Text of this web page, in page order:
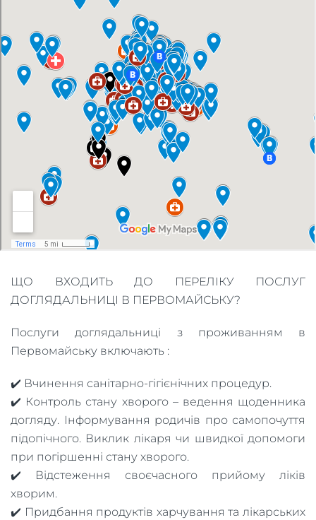
ЩО ВХОДИТЬ ДО ПЕРЕЛІКУ ПОСЛУГ
ДОГЛЯДАЛЬНИЦІ В ПЕРВОМАЙСЬКУ?
Послуги доглядальниці з проживанням в
Первомайську включають :
✔️ Вчинення санітарно-гігієнічних процедур.
✔️ Контроль стану хворого – ведення щоденника
догляду. Інформування родичів про самопочуття
підопічного. Виклик лікаря чи швидкої допомоги
при погіршенні стану хворого.
✔️ Відстеження своєчасного прийому ліків
хворим.
✔️ Придбання продуктів харчування та лікарських